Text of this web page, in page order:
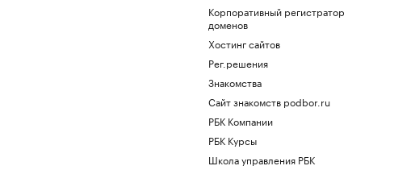
Корпоративный регистратор
доменов
Хостинг сайтов
Рег.решения
Знакомства
Сайт знакомств podbor.ru
РБК Компании
РБК Курсы
Школа управления РБК